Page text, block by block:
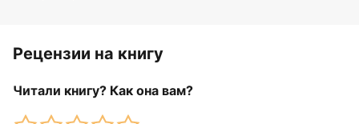
Рецензии на книгу
Читали книгу? Как она вам?